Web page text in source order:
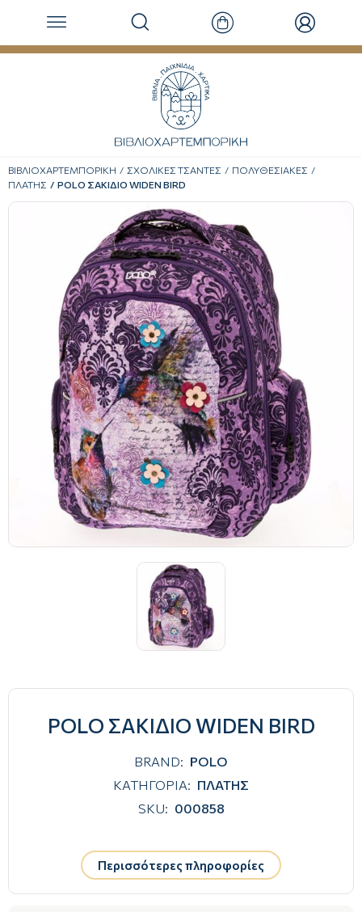
ΒΙΒΛΙΟΧΑΡΤΕΜΠΟΡΙΚΗ ΣΧΟΛΙΚΕΣ ΤΣΑΝΤΕΣ
ΠΟΛΥΘΕΣΙΑΚΕΣ
ΠΛΑΤΗΣ
POLO ΣΑΚΙΔΙΟ WIDEN BIRD
POLO ΣΑΚΙΔΙΟ WIDEN BIRD
BRAND: POLO
ΚΑΤΗΓΟΡΙΑ: ΠΛΑΤΗΣ
SKU: 000858
Περισσότερες πληροφορίες